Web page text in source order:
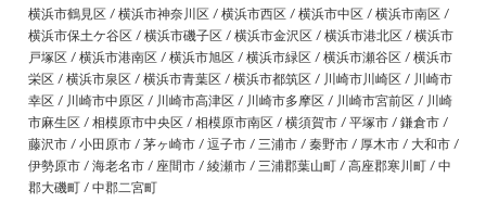
横浜市鶴見区 / 横浜市神奈川区 / 横浜市西区 / 横浜市中区 / 横浜市南区 /
横浜市保土ケ谷区 / 横浜市磯子区 / 横浜市金沢区 / 横浜市港北区 / 横浜市
戸塚区 / 横浜市港南区 / 横浜市旭区 / 横浜市緑区 / 横浜市瀬谷区 / 横浜市
栄区 / 横浜市泉区 / 横浜市青葉区 / 横浜市都筑区 / 川崎市川崎区 / 川崎市
幸区 / 川崎市中原区 / 川崎市高津区 / 川崎市多摩区 / 川崎市宮前区 / 川崎
市麻生区 / 相模原市中央区 / 相模原市南区 / 横須賀市 / 平塚市 / 鎌倉市 /
藤沢市 / 小田原市 / 茅ヶ崎市 / 逗子市 / 三浦市 / 秦野市 / 厚木市 / 大和市 /
伊勢原市 / 海老名市 / 座間市 / 綾瀬市 / 三浦郡葉山町 / 高座郡寒川町 / 中
郡大磯町 / 中郡二宮町